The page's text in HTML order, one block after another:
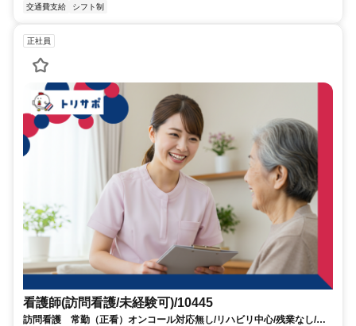
交通費支給 シフト制
正社員
看護師(訪問看護/未経験可)/10445
訪問看護 常勤（正看）オンコール対応無し/リハビリ中心/残業なし/訪